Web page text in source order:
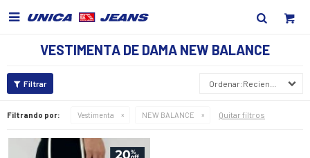

VESTIMENTA DE DAMA NEW BALANCE
Recientes
Filtrando por: Vestimenta NEW BALANCE Quitar filtros